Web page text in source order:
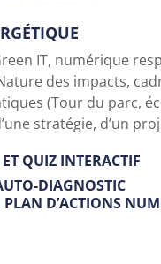
IT, numérique
des impacts,
(Tour du parc,
stratégie, d’un
QUIZ INTERACTIF
DIAGNOSTIC
D’ACTIONS